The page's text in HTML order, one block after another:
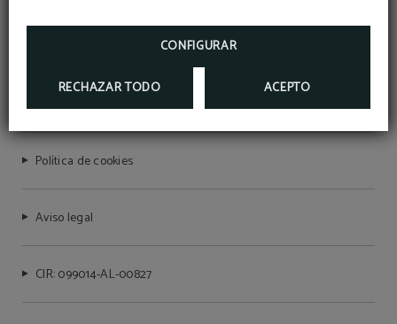
CONFIGURAR
RECHAZAR TODO ACEPTO
Protección de datos
Política de cookies
Aviso legal
CIR: 099014-AL-00827